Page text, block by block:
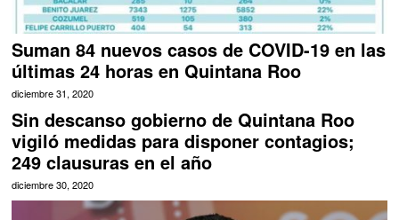
Suman 84 nuevos casos de COVID-19 en las
últimas 24 horas en Quintana Roo
diciembre 31, 2020
Sin descanso gobierno de Quintana Roo
vigiló medidas para disponer contagios;
249 clausuras en el año
diciembre 30, 2020